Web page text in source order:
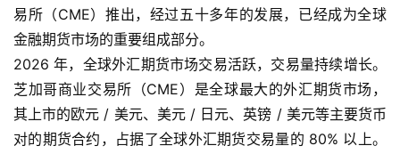
易所（CME）推出，经过五十多年的发展，已经成为全球
金融期货市场的重要组成部分。
2026 年，全球外汇期货市场交易活跃，交易量持续增长。
芝加哥商业交易所（CME）是全球最大的外汇期货市场，
其上市的欧元 / 美元、美元 / 日元、英镑 / 美元等主要货币
对的期货合约，占据了全球外汇期货交易量的 80% 以上。